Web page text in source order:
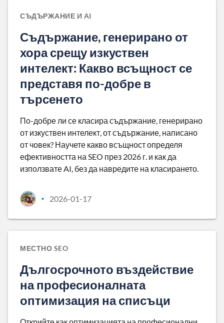
СЪДЪРЖАНИЕ И AI
Съдържание, генерирано от
хора срещу изкуствен
интелект: Какво всъщност се
представя по-добре в
търсенето
По-добре ли се класира съдържание, генерирано
от изкуствен интелект, от съдържание, написано
от човек? Научете какво всъщност определя
ефективността на SEO през 2026 г. и как да
използвате AI, без да навредите на класирането.
• 2026-01-17
МЕСТНО SEO
Дългосрочното въздействие
на професионалната
оптимизация на списъци